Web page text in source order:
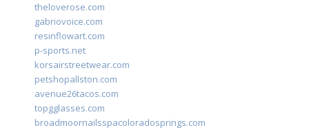
theloverose.com
gabriovoice.com
resinflowart.com
p-sports.net
korsairstreetwear.com
petshopallston.com
avenue26tacos.com
topgglasses.com
broadmoornailsspacoloradosprings.com